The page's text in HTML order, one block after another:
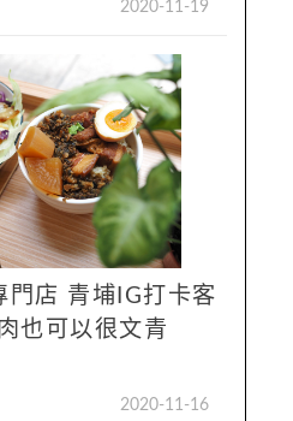
2020-11-19
門店 青埔IG打卡客
也可以很文青
2020-11-16